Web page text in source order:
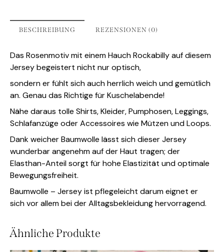
BESCHREIBUNG REZENSIONEN (0)
Das Rosenmotiv mit einem Hauch Rockabilly auf diesem
Jersey begeistert nicht nur optisch,
sondern er fühlt sich auch herrlich weich und gemütlich
an. Genau das Richtige für Kuschelabende!
Nähe daraus tolle Shirts, Kleider, Pumphosen, Leggings,
Schlafanzüge oder Accessoires wie Mützen und Loops.
Dank weicher Baumwolle lässt sich dieser Jersey
wunderbar angenehm auf der Haut tragen; der
Elasthan-Anteil sorgt für hohe Elastizität und optimale
Bewegungsfreiheit.
Baumwolle – Jersey ist pflegeleicht darum eignet er
sich vor allem bei der Alltagsbekleidung hervorragend.
Ähnliche Produkte